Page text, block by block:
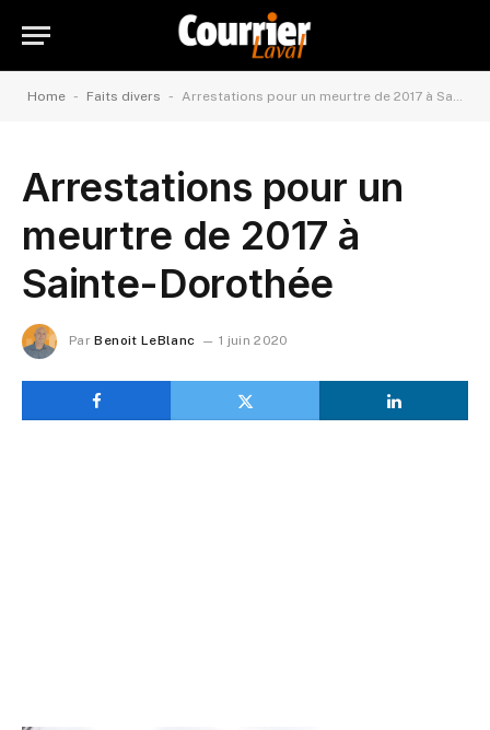
Home - Faits divers - Arrestations pour un meurtre de 2017 à Sainte-Dorothée
Arrestations pour un
meurtre de 2017 à
Sainte-Dorothée
Par Benoit LeBlanc 1 juin 2020